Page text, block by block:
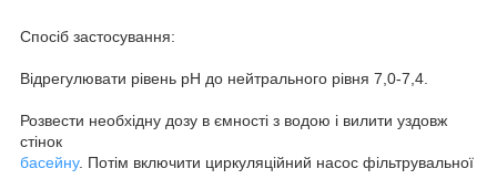
Спосіб застосування:
Відрегулювати рівень рН до нейтрального рівня 7,0-7,4.
Розвести необхідну дозу в ємності з водою і вилити уздовж
стінок
басейну. Потім включити циркуляційний насос фільтрувальної